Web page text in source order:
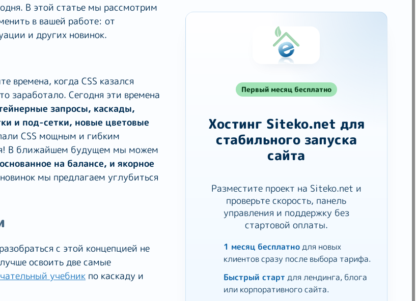
В этой статье мы рассмотрим
в вашей работе: от
и других новинок.
времена, когда CSS казался
заработало. Сегодня эти времена
запросы, каскады,
и под-сетки, новые цветовые
CSS мощным и гибким
В ближайшем будущем мы можем
на балансе, и якорное
мы предлагаем углубиться
с этой концепцией не
освоить две самые
учебник по каскаду и
Первый месяц бесплатно
Хостинг Siteko.net для
стабильного запуска
сайта
Разместите проект на Siteko.net и
проверьте скорость, панель
управления и поддержку без
стартовой оплаты.
1 месяц бесплатнодля новых
клиентов сразу после выбора тарифа.
Быстрый старт для лендинга, блога
или корпоративного сайта.